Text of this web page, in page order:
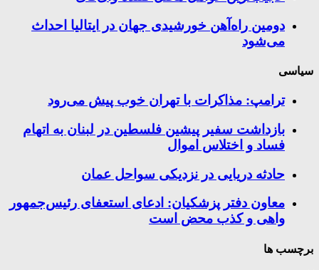
دومین راه‌آهن خورشیدی جهان در ایتالیا احداث
می‌شود
سیاسی
ترامپ: مذاکرات با تهران خوب پیش می‌رود
بازداشت سفیر پیشین فلسطین در لبنان به اتهام
فساد و اختلاس اموال
حادثه دریایی در نزدیکی سواحل عمان
معاون دفتر پزشکیان: ادعای استعفای رئیس‌جمهور
واهی و کذب محض است
برچسب ها